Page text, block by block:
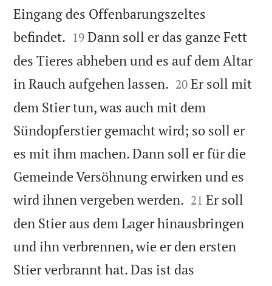
Eingang des Offenbarungszeltes
befindet. 

19 Dann soll er das ganze Fett
des Tieres abheben und es auf dem Altar
in Rauch aufgehen lassen. 

20 Er soll mit
dem Stier tun, was auch mit dem
Sündopferstier gemacht wird; so soll er
es mit ihm machen. Dann soll er für die
Gemeinde Versöhnung erwirken und es
wird ihnen vergeben werden. 

21 Er soll
den Stier aus dem Lager hinausbringen
und ihn verbrennen, wie er den ersten
Stier verbrannt hat. Das ist das